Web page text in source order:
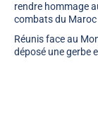
rendre hommage
combats du Maroc
Réunis face au
déposé une gerbe